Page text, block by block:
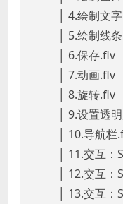
│ 4.绘制文
│ 5.绘制线
│ 6.保存.flv
│ 7.动画.flv
│ 8.旋转.flv
│ 9.设置透
│ 10.导航栏
│ 11.交互
│ 12.交互
│ 13.交互